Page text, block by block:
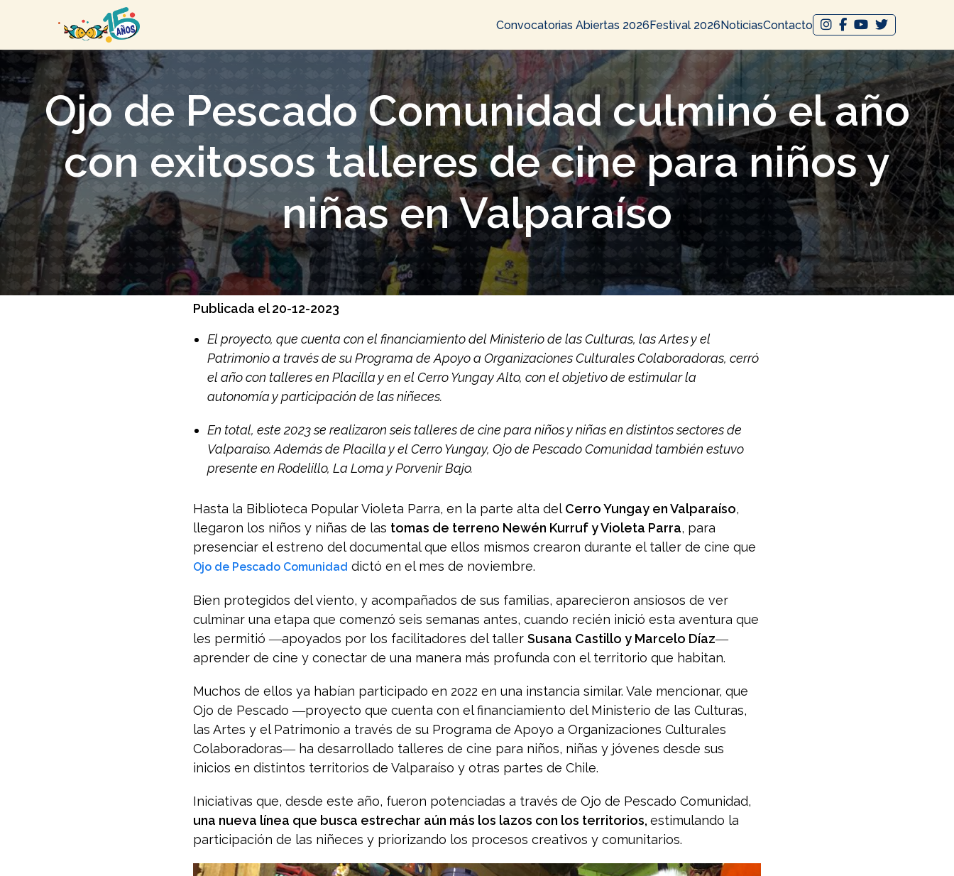
Convocatorias Abiertas 2026Festival 2026NoticiasContacto
Ojo de Pescado Comunidad culminó el año
con exitosos talleres de cine para niños y
niñas en Valparaíso
Publicada el 20-12-2023
El proyecto, que cuenta con el financiamiento del Ministerio de las Culturas, las Artes y el
Patrimonio a través de su Programa de Apoyo a Organizaciones Culturales Colaboradoras, cerró
el año con talleres en Placilla y en el Cerro Yungay Alto, con el objetivo de estimular la
autonomía y participación de las niñeces.
En total, este 2023 se realizaron seis talleres de cine para niños y niñas en distintos sectores de
Valparaíso. Además de Placilla y el Cerro Yungay, Ojo de Pescado Comunidad también estuvo
presente en Rodelillo, La Loma y Porvenir Bajo.
Hasta la Biblioteca Popular Violeta Parra, en la parte alta del Cerro Yungay en Valparaíso,
llegaron los niños y niñas de las tomas de terreno Newén Kurruf y Violeta Parra, para
presenciar el estreno del documental que ellos mismos crearon durante el taller de cine que
Ojo de Pescado Comunidad dictó en el mes de noviembre.
Bien protegidos del viento, y acompañados de sus familias, aparecieron ansiosos de ver
culminar una etapa que comenzó seis semanas antes, cuando recién inició esta aventura que
les permitió ―apoyados por los facilitadores del taller Susana Castillo y Marcelo Díaz―
aprender de cine y conectar de una manera más profunda con el territorio que habitan.
Muchos de ellos ya habían participado en 2022 en una instancia similar. Vale mencionar, que
Ojo de Pescado ―proyecto que cuenta con el financiamiento del Ministerio de las Culturas,
las Artes y el Patrimonio a través de su Programa de Apoyo a Organizaciones Culturales
Colaboradoras― ha desarrollado talleres de cine para niños, niñas y jóvenes desde sus
inicios en distintos territorios de Valparaíso y otras partes de Chile.
Iniciativas que, desde este año, fueron potenciadas a través de Ojo de Pescado Comunidad,
una nueva línea que busca estrechar aún más los lazos con los territorios, estimulando la
participación de las niñeces y priorizando los procesos creativos y comunitarios.